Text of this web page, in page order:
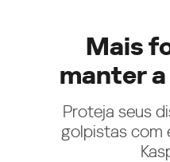
Mais
manter
Proteja seus
golpistas com